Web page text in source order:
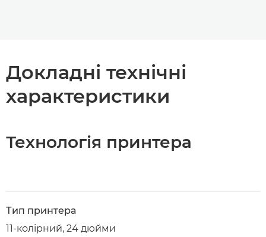
Докладні технічні
характеристики
Технологія принтера
Тип принтера
11-колірний, 24 дюйми